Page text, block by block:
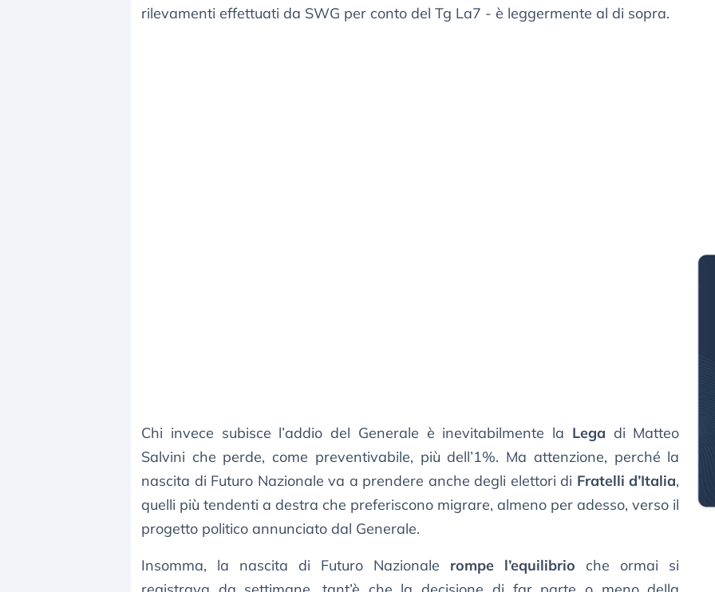
rilevamenti effettuati da SWG per conto del Tg La7 - è leggermente al di sopra.
Chi invece subisce l’addio del Generale è inevitabilmente la Lega di Matteo
Salvini che perde, come preventivabile, più dell’1%. Ma attenzione, perché la
nascita di Futuro Nazionale va a prendere anche degli elettori di Fratelli d’Italia,
quelli più tendenti a destra che preferiscono migrare, almeno per adesso, verso il
progetto politico annunciato dal Generale.
Insomma, la nascita di Futuro Nazionale rompe l’equilibrio che ormai si